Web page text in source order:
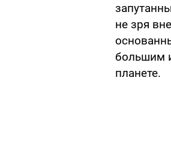
не зря
большим
планете.